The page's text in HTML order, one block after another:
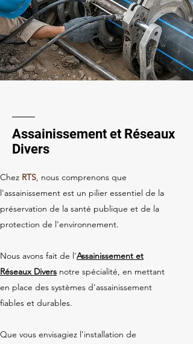
Assainissement et Réseaux
Divers
Chez RTS, nous comprenons que
l'assainissement est un pilier essentiel de la
préservation de la santé publique et de la
protection de l'environnement.
Nous avons fait de l'Assainissement et
Réseaux Divers notre spécialité, en mettant
en place des systèmes d'assainissement
fiables et durables.
Que vous envisagiez l'installation de